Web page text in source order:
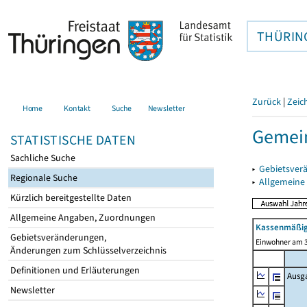
Home Kontakt Suche Newsletter
STATISTISCHE DATEN
Sachliche Suche
Regionale Suche
Kürzlich bereitgestellte Daten
Allgemeine Angaben, Zuordnungen
Gebietsveränderungen,
Änderungen zum Schlüsselverzeichnis
Definitionen und Erläuterungen
Newsletter
Zurück |
▸
▸
Einwohner am